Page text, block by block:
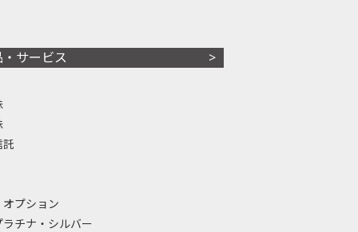
・サービス
託
プション
ラチナ・シルバー